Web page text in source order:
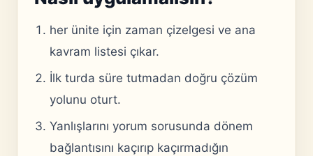
her ünite için zaman çizelgesi ve ana
kavram listesi çıkar.
İlk turda süre tutmadan doğru çözüm
yolunu oturt.
Yanlışlarını yorum sorusunda dönem
bağlantısını kaçırıp kaçırmadığın